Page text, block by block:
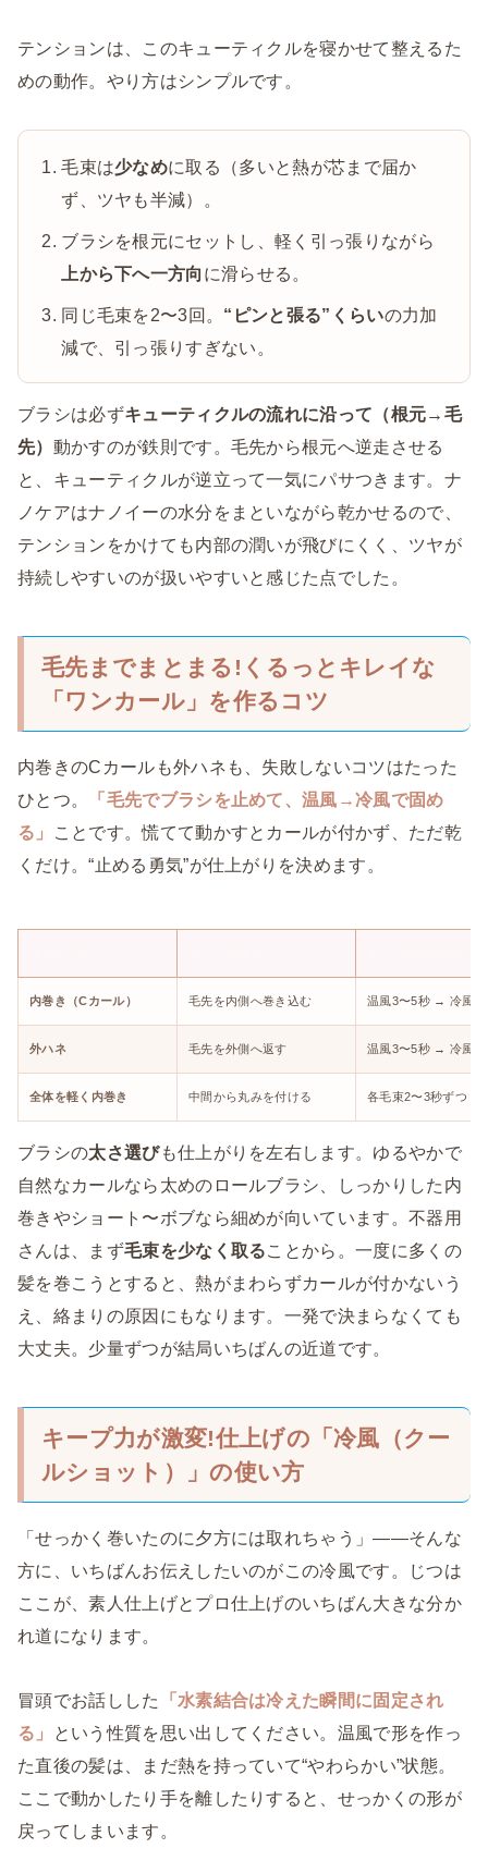
テンションは、このキューティクルを寝かせて整えるた
めの動作。やり方はシンプルです。
毛束は少なめに取る（多いと熱が芯まで届か
ず、ツヤも半減）。
ブラシを根元にセットし、軽く引っ張りながら
上から下へ一方向 に滑らせる。
同じ毛束を2〜3回。 “ピンと張る”くらいの力加
減で、引っ張りすぎない。
ブラシは必ずキューティクルの流れに沿って（根元→毛
先） 動かすのが鉄則です。毛先から根元へ逆走させる
と、キューティクルが逆立って一気にパサつきます。ナ
ノケアはナノイーの水分をまといながら乾かせるので、
テンションをかけても内部の潤いが飛びにくく、ツヤが
持続しやすいのが扱いやすいと感じた点でした。
毛先までまとまる!くるっとキレイな
「ワンカール」を作るコツ
内巻きのCカールも外ハネも、失敗しないコツはたった
ひとつ。
「毛先でブラシを止めて、温風→冷風で固め
る」
ことです。慌てて動かすとカールが付かず、ただ乾
くだけ。“止める勇気”が仕上がりを決めます。
内巻き（Cカール） 毛先を内側へ巻き込む 温風3〜5秒 → 冷風3
外ハネ 毛先を外側へ返す 温風3〜5秒 → 冷風3
全体を軽く内巻き 中間から丸みを付ける 各毛束2〜3秒ずつ
ブラシの太さ選びも仕上がりを左右します。ゆるやかで
自然なカールなら太めのロールブラシ、しっかりした内
巻きやショート〜ボブなら細めが向いています。不器用
さんは、まず毛束を少なく取ることから。一度に多くの
髪を巻こうとすると、熱がまわらずカールが付かないう
え、絡まりの原因にもなります。一発で決まらなくても
大丈夫。少量ずつが結局いちばんの近道です。
キープ力が激変!仕上げの「冷風（クー
ルショット）」の使い方
「せっかく巻いたのに夕方には取れちゃう」——そんな
方に、いちばんお伝えしたいのがこの冷風です。じつは
ここが、素人仕上げとプロ仕上げのいちばん大きな分か
れ道になります。
冒頭でお話しした
「水素結合は冷えた瞬間に固定され
る」
という性質を思い出してください。温風で形を作っ
た直後の髪は、まだ熱を持っていて“やわらかい”状態。
ここで動かしたり手を離したりすると、せっかくの形が
戻ってしまいます。